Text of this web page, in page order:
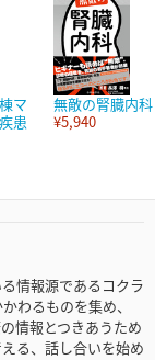
マ
患
無敵の腎臓内科
¥5,940
情報源であるコクラ
わるものを集め、
情報とつきあうため
る、話し合いを始め